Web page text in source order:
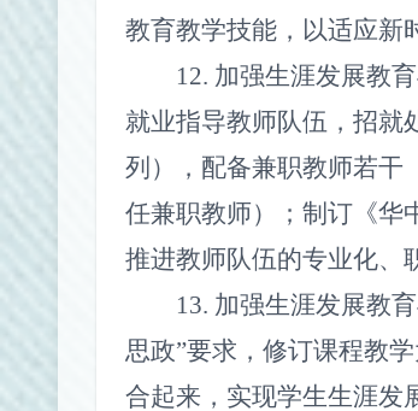
教育教学技能，以适应新
12. 加强生涯发展教
就业指导教师队伍，招就
列），配备兼职教师若干
任兼职教师）；制订《华
推进教师队伍的专业化、
13. 加强生涯发展教
思政”要求，修订课程教
合起来，实现学生生涯发